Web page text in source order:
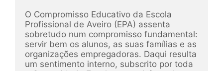
O Compromisso Educativo da Escola
Profissional de Aveiro (EPA) assenta
sobretudo num compromisso fundamental:
servir bem os alunos, as suas famílias e as
organizações empregadoras. Daqui resulta
um sentimento interno, subscrito por toda